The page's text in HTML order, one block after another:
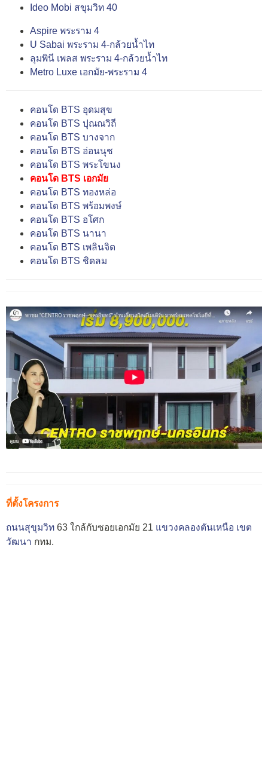
Ideo Mobi สขุมวิท 40
Aspire พระราม 4
U Sabai พระราม 4-กล้วยน้ำไท
ลุมพินี เพลส พระราม 4-กล้วยน้ำไท
Metro Luxe เอกมัย-พระราม 4
คอนโด BTS อุดมสุข
คอนโด BTS ปุณณวิถี
คอนโด BTS บางจาก
คอนโด BTS อ่อนนุช
คอนโด BTS พระโขนง
คอนโด BTS เอกมัย
คอนโด BTS ทองหล่อ
คอนโด BTS พร้อมพงษ์
คอนโด BTS อโศก
คอนโด BTS นานา
คอนโด BTS เพลินจิต
คอนโด BTS ชิดลม
ที่ตั้งโครงการ
ถนนสุขุมวิท 63 ใกล้กับซอยเอกมัย 21 แขวงคลองตันเหนือ เขต
วัฒนา กทม.